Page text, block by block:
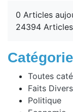
0 Articles
24394 Articles
Toutes
Faits Divers
Politique